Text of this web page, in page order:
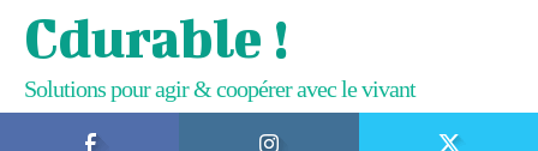
Cdurable !
Solutions pour agir & coopérer avec le vivant